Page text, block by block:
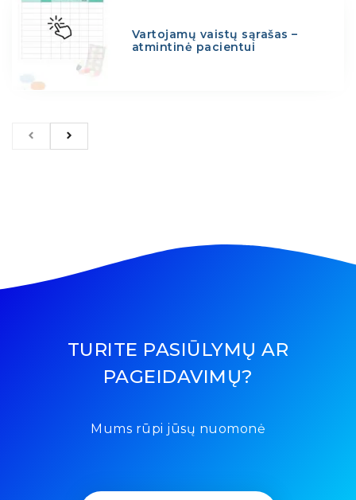
Vartojamų vaistų sąrašas –
atmintinė pacientui
TURITE PASIŪLYMŲ AR
PAGEIDAVIMŲ?
Mums rūpi jūsų nuomonė